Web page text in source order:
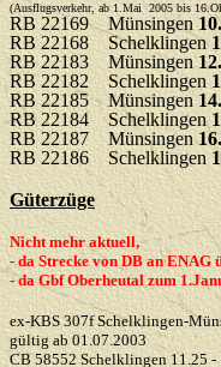
(Ausflugsverkehr, ab 1.Mai 2005 bis
RB 22169 Münsingen
RB 22168 Schelklingen
RB 22183 Münsingen
RB 22182 Schelklingen
RB 22185 Münsingen
RB 22184 Schelklingen
RB 22187 Münsingen
RB 22186 Schelklingen
Güterzüge
Nicht mehr aktuell,
-da Strecke von DB an ENAG
-da Gbf Oberheutal zum
ex-KBS 307f Schelklingen-
gültig ab 01.07.2003
CB 58552 Schelklingen 11.25